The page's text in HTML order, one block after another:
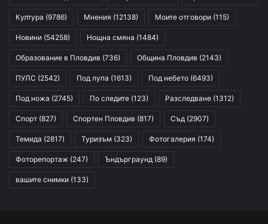
Култура (9786) Мнения (12138) Моите отговори (115)
Новини (54258) Нощна смяна (1484)
Образование в Пловдив (736) Община Пловдив (2143)
ПУЛС (2542) Под лупа (1613) Под небето (6493)
Под ножа (2745) По следите (123) Разследване (1312)
Спорт (827) Спортен Пловдив (817) Съд (2907)
Темида (2817) Туризъм (323) Фотогалерия (174)
Фоторепортаж (247) Ъндърграунд (89)
вашите снимки (133)